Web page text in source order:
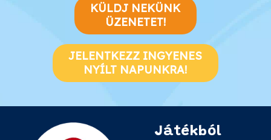
KÜLDJ NEKÜNK
ÜZENETET!
JELENTKEZZ INGYENES
NYÍLT NAPUNKRA!
Játékból